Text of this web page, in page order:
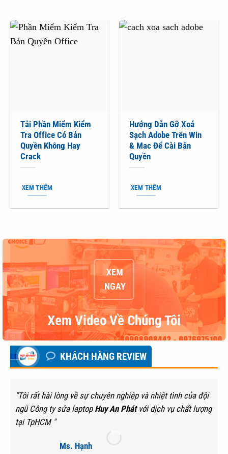
Tải Phần Miểm Kiểm
Tra Office Có Bản
Quyền Không Hay
Crack
XEM THÊM
Hướng Dẫn Gỡ Xoá
Sạch Adobe Trên Win
& Mac Để Cài Bản
Quyền
XEM THÊM
XEM
NGAY
Xem Video Về Chúng Tôi
KHÁCH HÀNG REVIEW
"Tôi rất hài lòng về sự chuyên nghiệp và nhiệt tình của đội
ngũ Công ty sửa laptop Huy An Phátvới dịch vụ chất lượng
tại TpHCM "
Ms. Hạnh